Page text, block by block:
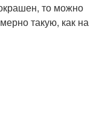
то можно
такую, как на